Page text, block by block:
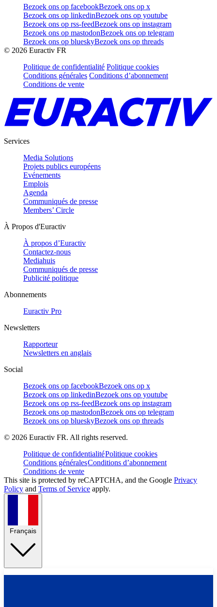
Bezoek ons op facebookBezoek ons op x
Bezoek ons op linkedinBezoek ons op youtube
Bezoek ons op rss-feedBezoek ons op instagram
Bezoek ons op mastodonBezoek ons op telegram
Bezoek ons op blueskyBezoek ons op threads
© 2026 Euractiv FR
Politique de confidentialité Politique cookies
Conditions générales Conditions d’abonnement
Conditions de vente
Services
Media Solutions
Projets publics européens
Evénements
Emplois
Agenda
Communiqués de presse
Members’ Circle
À Propos d'Euractiv
À propos d’Euractiv
Contactez-nous
Mediahuis
Communiqués de presse
Publicité politique
Abonnements
Euractiv Pro
Newsletters
Rapporteur
Newsletters en anglais
Social
Bezoek ons op facebookBezoek ons op x
Bezoek ons op linkedinBezoek ons op youtube
Bezoek ons op rss-feedBezoek ons op instagram
Bezoek ons op mastodonBezoek ons op telegram
Bezoek ons op blueskyBezoek ons op threads
© 2026 Euractiv FR. All rights reserved.
Politique de confidentialitéPolitique cookies
Conditions généralesConditions d’abonnement
Conditions de vente
This site is protected by reCAPTCHA, and the Google Privacy
Policy and Terms of Service apply.
Français